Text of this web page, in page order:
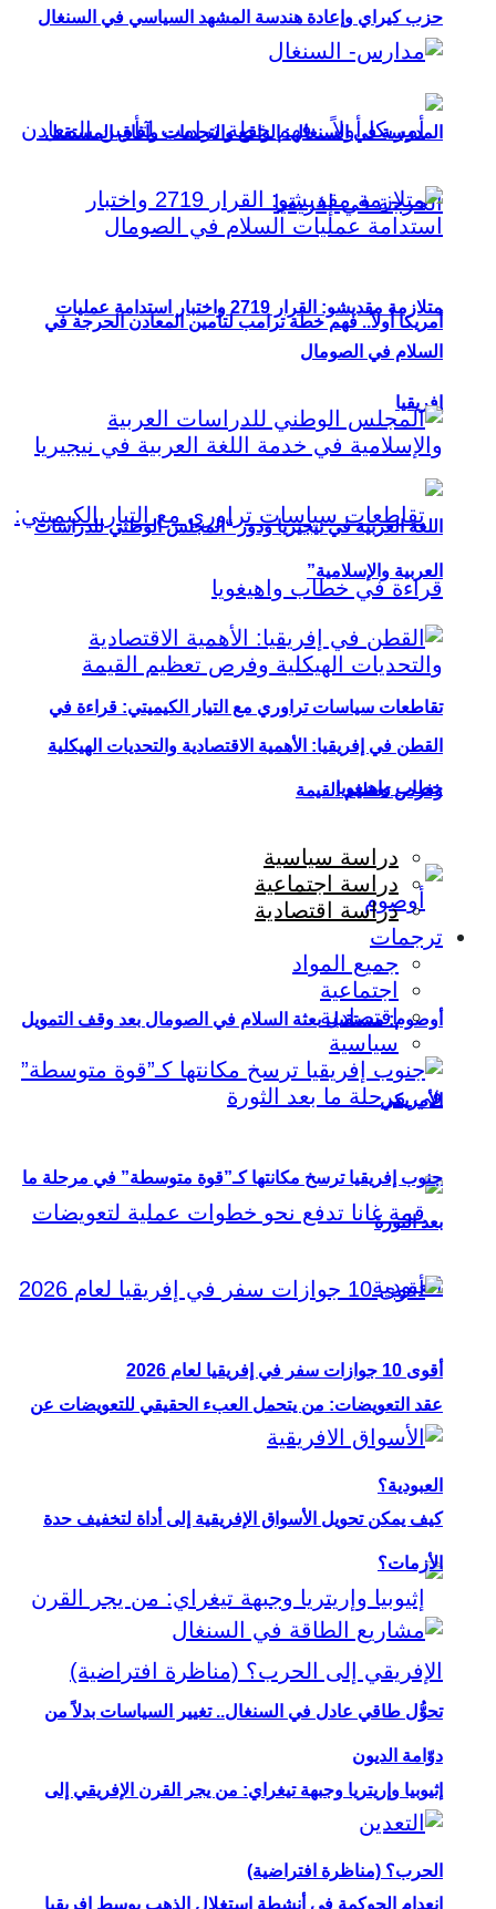
حزب كيراي وإعادة هندسة المشهد السياسي في السنغال
أمريكا أولاً.. فهم خطة ترامب لتأمين المعادن الحرجة في
إفريقيا
تقاطعات سياسات تراوري مع التيار الكيميتي: قراءة في
خطاب واهيغويا
أوصوم: مستقبل بعثة السلام في الصومال بعد وقف التمويل
الأمريكي
عقد التعويضات: من يتحمل العبء الحقيقي للتعويضات عن
العبودية؟
إثيوبيا وإريتريا وجبهة تيغراي: من يجر القرن الإفريقي إلى
الحرب؟ (مناظرة افتراضية)
المدرسة في السنغال: الواقع والتحديات وآفاق المستقبل
متلازمة مقديشو: القرار 2719 واختبار استدامة عمليات
السلام في الصومال
اللغة العربية في نيجيريا ودور “المجلس الوطني للدراسات
العربية والإسلامية”
القطن في إفريقيا: الأهمية الاقتصادية والتحديات الهيكلية
وفرص تعظيم القيمة
دراسة سياسية
دراسة اجتماعية
دراسة اقتصادية
ترجمات
جميع المواد
اجتماعية
اقتصادية
سياسية
جنوب إفريقيا ترسخ مكانتها كـ”قوة متوسطة” في مرحلة ما
بعد الثورة
أقوى 10 جوازات سفر في إفريقيا لعام 2026
كيف يمكن تحويل الأسواق الإفريقية إلى أداة لتخفيف حدة
الأزمات؟
تحوُّل طاقي عادل في السنغال.. تغيير السياسات بدلاً من
دوّامة الديون
انعدام الحوكمة في أنشطة استغلال الذهب بوسط إفريقيا